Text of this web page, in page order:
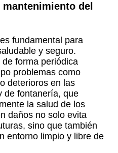
del
fundamental para
y seguro.
forma periódica
problemas como
deterioros en las
de fontanería, que
la salud de los
daños no solo evita
sino que también
entorno limpio y libre de